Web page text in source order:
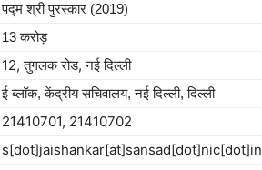
पद्म श्री पुरस्कार (2019)
13 करोड़
12, तुगलक रोड, नई दिल्ली
ई ब्लॉक, केंद्रीय सचिवालय, नई दिल्ली, दिल्ली
21410701, 21410702
s[dot]jaishankar[at]sansad[dot]nic[dot]in